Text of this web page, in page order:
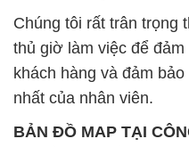
Chúng tôi rất trân trọng
thủ giờ làm việc để
khách hàng và đảm
nhất của nhân viên.
BẢN ĐỒ MAP TẠI